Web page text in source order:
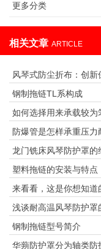
更多分类
相关文章 ARTICLE
风琴式防尘折布：创新
您避免灰尘困扰
钢制拖链TL系构成
如何选择用来承载较为
电线的钢制拖链
防爆管是怎样承重压力
龙门铣床风琴防护罩的
要点
塑料拖链的安装与特点
来看看，这是你想知道
风琴防护罩吗？
浅谈耐高温风琴防护罩
点
钢制拖链型号简介
华蒴防护罩分为轴类防